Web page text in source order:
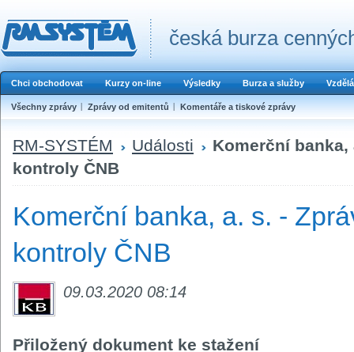
česká burza
Chci obchodovat Kurzy on-line Výsledky Burza a služby
Všechny zprávy Zprávy od emitentů Komentáře a tiskové zprávy
RM-SYSTÉM Události
Komerční
kontroly ČNB
Komerční banka, a. s. -
kontroly ČNB
09.03.2020 08:14
Přiložený dokument ke stažení